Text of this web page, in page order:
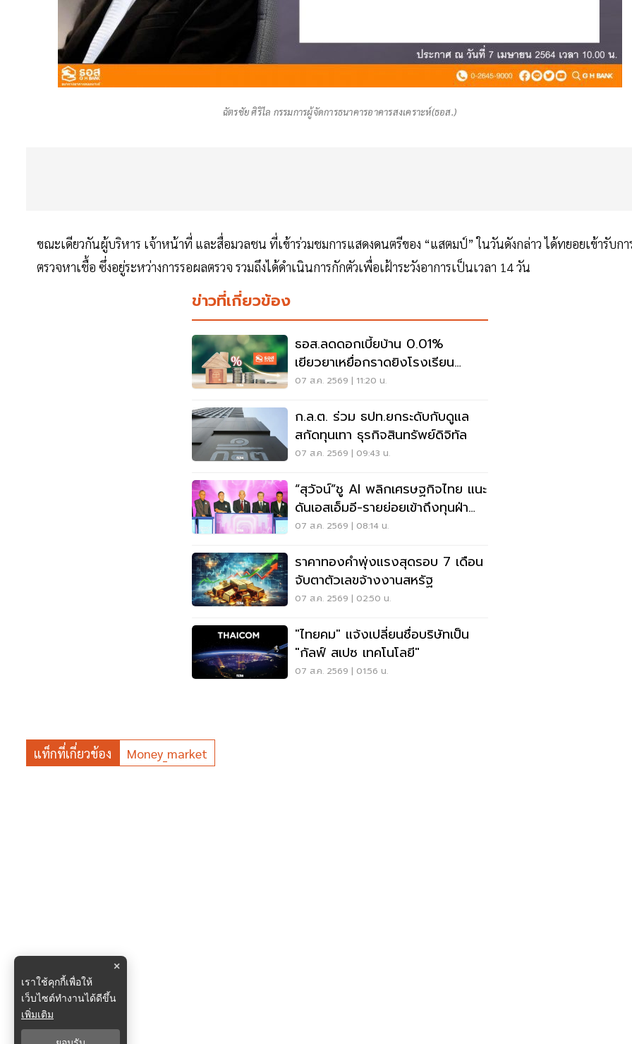
ฉัตรชัย ศิริไล กรรมการผู้จัดการธนาคารอาคารสงเคราะห์(ธอส.)
ขณะเดียวกันผู้บริหาร เจ้าหน้าที่ และสื่อมวลชน ที่เข้าร่วมชมการแสดงดนตรีของ “แสตมป์” ในวันดังกล่าว ได้ทยอยเข้ารับกา
ตรวจหาเชื้อ ซึ่งอยู่ระหว่างการรอผลตรวจ รวมถึงได้ดำเนินการกักตัวเพื่อเฝ้าระวังอาการเป็นเวลา 14 วัน
ข่าวที่เกี่ยวข้อง
ธอส.ลดดอกเบี้ยบ้าน 0.01%
เยียวยาเหยื่อกราดยิงโรงเรียน
จ.นนทบุรี
07 ส.ค. 2569 | 11:20 น.
ก.ล.ต. ร่วม ธปท.ยกระดับกับดูแล
สกัดทุนเทา ธุรกิจสินทรัพย์ดิจิทัล
07 ส.ค. 2569 | 09:43 น.
“สุวัจน์”ชู AI พลิกเศรษฐกิจไทย แนะ
ดันเอสเอ็มอี-รายย่อยเข้าถึงทุนฝ่า
วิกฤต
07 ส.ค. 2569 | 08:14 น.
ราคาทองคำพุ่งแรงสุดรอบ 7 เดือน
จับตาตัวเลขจ้างงานสหรัฐ
07 ส.ค. 2569 | 02:50 น.
"ไทยคม" แจ้งเปลี่ยนชื่อบริษัทเป็น
"กัลฟ์ สเปซ เทคโนโลยี"
07 ส.ค. 2569 | 01:56 น.
แท็กที่เกี่ยวข้อง Money_market
×
เราใช้คุกกี้เพื่อให้
เว็บไซต์ทำงานได้ดีขึ้น
เพิ่มเติม